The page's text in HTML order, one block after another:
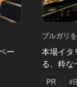
ー
ブルガリ
本場イタ
る、粋な
PR